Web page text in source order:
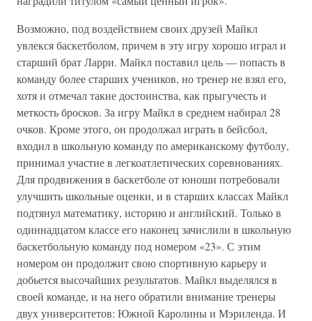
Возможно, под воздействием своих друзей Майкл
увлекся баскетболом, причем в эту игру хорошо играл и
старший брат Ларри. Майкл поставил цель — попасть в
команду более старших учеников, но тренер не взял его,
хотя и отмечал такие достоинства, как прыгучесть и
меткость бросков. За игру Майкл в среднем набирал 28
очков. Кроме этого, он продолжал играть в бейсбол,
входил в школьную команду по американскому футболу,
принимал участие в легкоатлетических соревнованиях.
Для продвижения в баскетболе от юноши потребовали
улучшить школьные оценки, и в старших классах Майкл
подтянул математику, историю и английский. Только в
одиннадцатом классе его наконец зачислили в школьную
баскетбольную команду под номером «23». С этим
номером он продолжит свою спортивную карьеру и
добьется высочайших результатов. Майкл выделялся в
своей команде, и на него обратили внимание тренеры
двух университетов: Южной Каролины и Мэриленда. И